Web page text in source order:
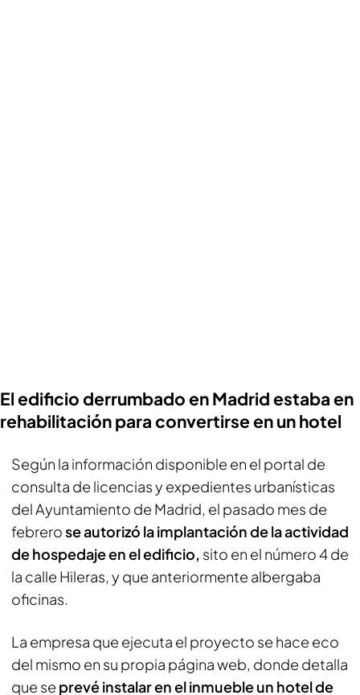
El edificio derrumbado en Madrid estaba en
rehabilitación para convertirse en un hotel
Según la información disponible en el portal de
consulta de licencias y expedientes urbanísticas
del Ayuntamiento de Madrid, el pasado mes de
febrerose autorizó la implantación de la actividad
de hospedaje en el edificio, sito en el número 4 de
la calle Hileras, y que anteriormente albergaba
oficinas.
La empresa que ejecuta el proyecto se hace eco
del mismo en su propia página web, donde detalla
que se prevé instalar en el inmueble un hotel de